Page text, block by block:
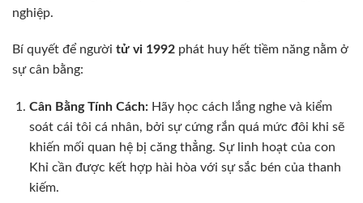
nghiệp.
Bí quyết để người tử vi 1992 phát huy hết tiềm năng nằm ở
sự cân bằng:
Cân Bằng Tính Cách:Hãy học cách lắng nghe và kiểm
soát cái tôi cá nhân, bởi sự cứng rắn quá mức đôi khi sẽ
khiến mối quan hệ bị căng thẳng. Sự linh hoạt của con
Khỉ cần được kết hợp hài hòa với sự sắc bén của thanh
kiếm.